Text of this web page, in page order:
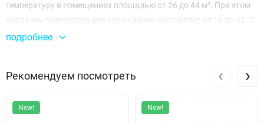
температуру в помещениях площадью от 26 до 44 м². При этом
диапазон температур для охлаждения составляет от 18 до 43 °C,
а для обогрева — от -7 до 24 °C, что делает их универсальными
Энергоэффективность моделей также заслуживает внимания. С
экономичности, что подтверждается показателями SCOP/COP
подробнее
Рекомендуем посмотреть
New! New!
‹ ›